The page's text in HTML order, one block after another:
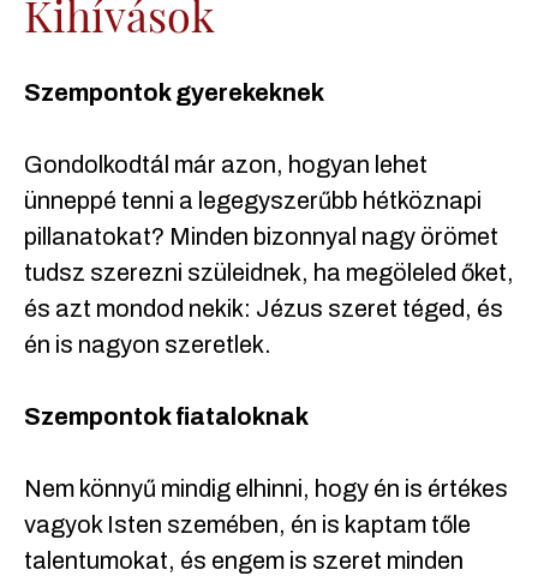
Kihívások
Szempontok gyerekeknek
Gondolkodtál már azon, hogyan lehet
ünneppé tenni a legegyszerűbb hétköznapi
pillanatokat? Minden bizonnyal nagy örömet
tudsz szerezni szüleidnek, ha megöleled őket,
és azt mondod nekik: Jézus szeret téged, és
én is nagyon szeretlek.
Szempontok fiataloknak
Nem könnyű mindig elhinni, hogy én is értékes
vagyok Isten szemében, én is kaptam tőle
talentumokat, és engem is szeret minden